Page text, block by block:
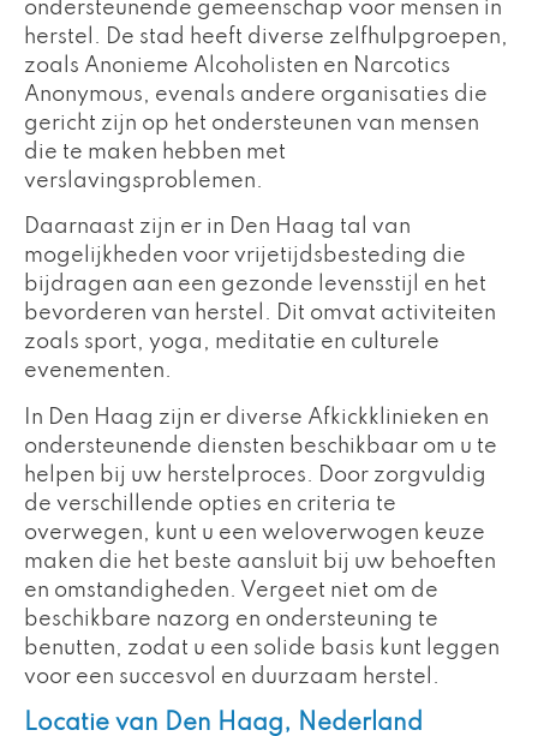
ondersteunende gemeenschap voor mensen in
herstel. De stad heeft diverse zelfhulpgroepen,
zoals Anonieme Alcoholisten en Narcotics
Anonymous, evenals andere organisaties die
gericht zijn op het ondersteunen van mensen
die te maken hebben met
verslavingsproblemen.
Daarnaast zijn er in Den Haag tal van
mogelijkheden voor vrijetijdsbesteding die
bijdragen aan een gezonde levensstijl en het
bevorderen van herstel. Dit omvat activiteiten
zoals sport, yoga, meditatie en culturele
evenementen.
In Den Haag zijn er diverse Afkickklinieken en
ondersteunende diensten beschikbaar om u te
helpen bij uw herstelproces. Door zorgvuldig
de verschillende opties en criteria te
overwegen, kunt u een weloverwogen keuze
maken die het beste aansluit bij uw behoeften
en omstandigheden. Vergeet niet om de
beschikbare nazorg en ondersteuning te
benutten, zodat u een solide basis kunt leggen
voor een succesvol en duurzaam herstel.
Locatie van Den Haag, Nederland